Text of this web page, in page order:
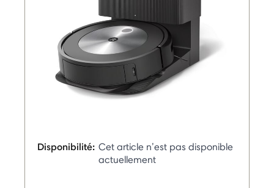
Disponibilité: Cet article n’est pas disponible
actuellement